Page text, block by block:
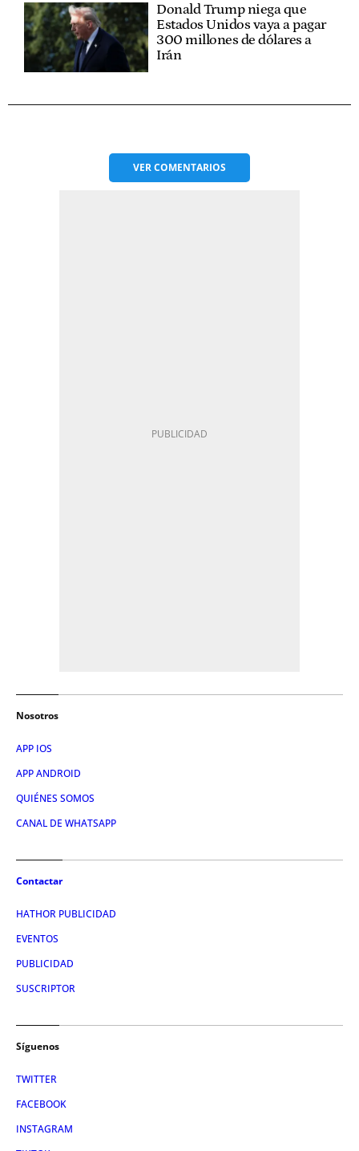
Donald Trump niega que
Estados Unidos vaya a pagar
300 millones de dólares a
Irán
VERCOMENTARIOS
Nosotros
APP IOS
APP ANDROID
QUIÉNES SOMOS
CANAL DE WHATSAPP
Contactar
HATHOR PUBLICIDAD
EVENTOS
PUBLICIDAD
SUSCRIPTOR
Síguenos
TWITTER
FACEBOOK
INSTAGRAM